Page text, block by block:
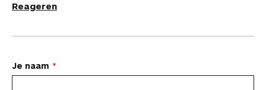
s
l
Reageren
L
Je naam